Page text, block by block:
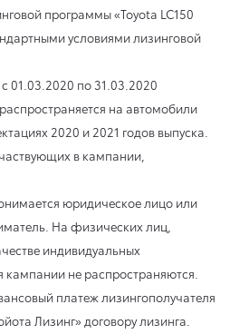
программы «Toyota LC150
условиями лизинговой
с 01.03.2020 по 31.03.2020
на автомобили
2020 и 2021 годов выпуска.
в кампании,
юридическое лицо или
На физических лиц,
индивидуальных
не распространяются.
платеж лизингополучателя
Лизинг» договору лизинга.